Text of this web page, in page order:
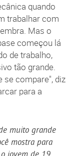
quando
trabalhar com
Mas o
começou lá
de trabalho,
tão grande.
se compare", diz
para a
muito grande
mostra para